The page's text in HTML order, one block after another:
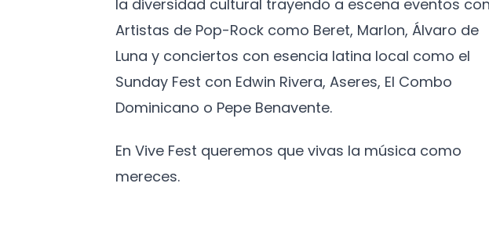
la diversidad cultural trayendo a escena eventos con
Artistas de Pop-Rock como Beret, Marlon, Álvaro de
Luna y conciertos con esencia latina local como el
Sunday Fest con Edwin Rivera, Aseres, El Combo
Dominicano o Pepe Benavente.
En Vive Fest queremos que vivas la música como
mereces.